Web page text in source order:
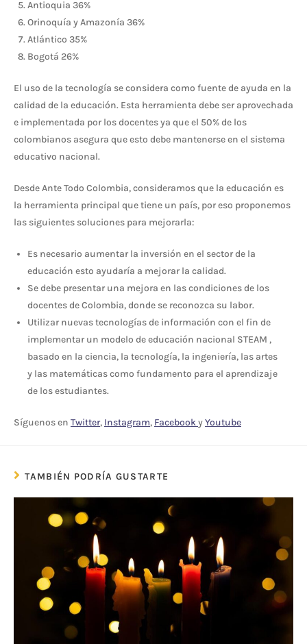
Antioquia 36%
Orinoquía y Amazonía 36%
Atlántico 35%
Bogotá 26%
El uso de la tecnología se considera como fuente de ayuda en la
calidad de la educación. Esta herramienta debe ser aprovechada
e implementada por los docentes ya que el 50% de los
colombianos asegura que esto debe mantenerse en el sistema
educativo nacional.
Desde Ante Todo Colombia, consideramos que la educación es
la herramienta principal que tiene un país, por eso proponemos
las siguientes soluciones para mejorarla:
Es necesario aumentar la inversión en el sector de la
educación esto ayudaría a mejorar la calidad.
Se debe presentar una mejora en las condiciones de los
docentes de Colombia, donde se reconozca su labor.
Utilizar nuevas tecnologías de información con el fin de
implementar un modelo de educación nacional STEAM ,
basado en la ciencia, la tecnología, la ingeniería, las artes
y las matemáticas como fundamento para el aprendizaje
de los estudiantes.
Síguenos en Twitter, Instagram, FacebookyYoutube
TAMBIÉN PODRÍA GUSTARTE